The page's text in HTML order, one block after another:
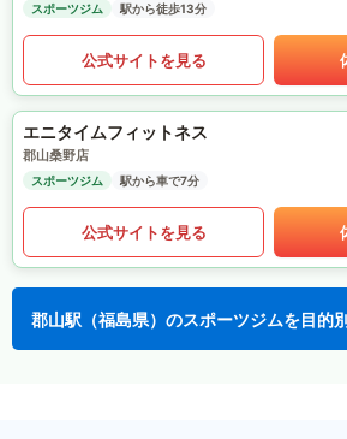
スポーツジム 駅から徒歩13分
公式サイトを見る
エニタイムフィットネス
郡山桑野店
スポーツジム 駅から車で7分
公式サイトを見る
郡山駅（福島県）のスポーツジムを目的